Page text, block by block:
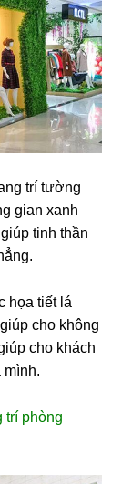
trí tường
gian xanh
tinh thần
họa tiết lá
cho không
cho khách
mình.
trí phòng